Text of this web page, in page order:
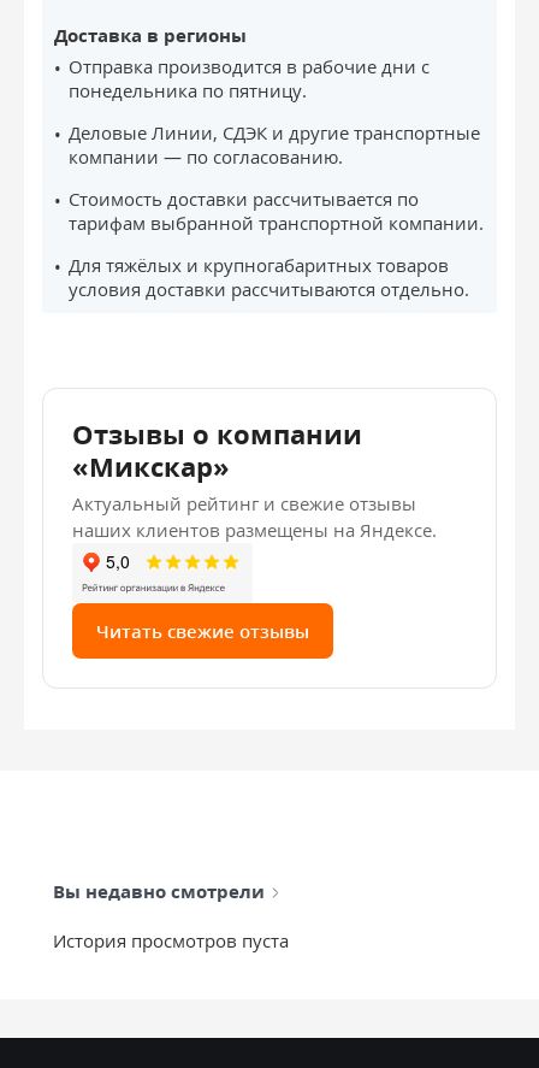
Доставка в регионы
Отправка производится в рабочие дни с
понедельника по пятницу.
Деловые Линии, СДЭК и другие транспортные
компании — по согласованию.
Стоимость доставки рассчитывается по
тарифам выбранной транспортной компании.
Для тяжёлых и крупногабаритных товаров
условия доставки рассчитываются отдельно.
Отзывы о компании
«Микскар»
Актуальный рейтинг и свежие отзывы
наших клиентов размещены на Яндексе.
Читать свежие отзывы
Вы недавно смотрели
История просмотров пуста